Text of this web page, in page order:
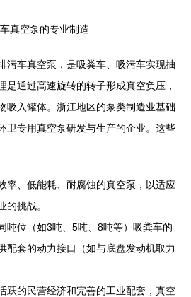
真空泵的专业制造
污车真空泵，是吸粪车、吸污车实现抽
是通过高速旋转的转子形成真空负压，
吸入罐体。浙江地区的泵类制造业基础
卫专用真空泵研发与生产的企业。这些
率、低能耗、耐腐蚀的真空泵，以适应
的挑战。
吨位（如3吨、5吨、8吨等）吸粪车的
配套的动力接口（如与底盘发动机取力
跃的民营经济和完善的工业配套，真空